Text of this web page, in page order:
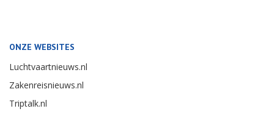
ONZE WEBSITES
Luchtvaartnieuws.nl
Zakenreisnieuws.nl
Triptalk.nl